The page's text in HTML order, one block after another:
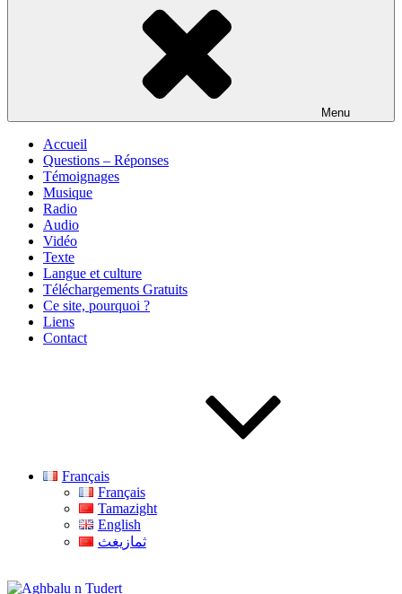
Menu
Accueil
Questions – Réponses
Témoignages
Musique
Radio
Audio
Vidéo
Texte
Langue et culture
Téléchargements Gratuits
Ce site, pourquoi ?
Liens
Contact
Français
Français
Tamazight
English
ثمازيغث